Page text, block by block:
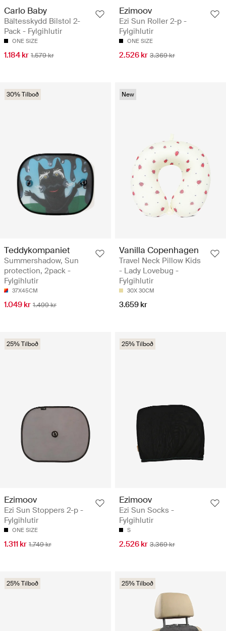
Carlo Baby
Bältesskydd Bilstol 2-
Pack - Fylgihlutir
ONE SIZE
1.184 kr 1.579 kr
Ezimoov
Ezi Sun Roller 2-p -
Fylgihlutir
ONE SIZE
2.526 kr 3.369 kr
30% Tilboð
Teddykompaniet
Summershadow, Sun
protection, 2pack -
Fylgihlutir
37X45CM
1.049 kr 1.499 kr
New
Vanilla Copenhagen
Travel Neck Pillow Kids
- Lady Lovebug -
Fylgihlutir
30X 30CM
3.659 kr
25% Tilboð
Ezimoov
Ezi Sun Stoppers 2-p -
Fylgihlutir
ONE SIZE
1.311 kr 1.749 kr
25% Tilboð
Ezimoov
Ezi Sun Socks -
Fylgihlutir
S
2.526 kr 3.369 kr
25% Tilboð 25% Tilboð